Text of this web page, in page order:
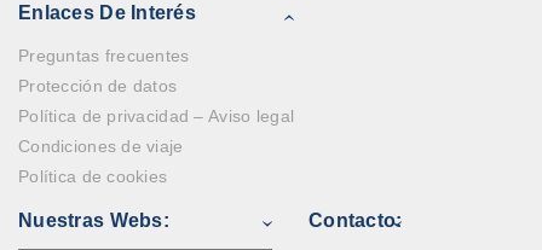
Enlaces De Interés
Preguntas frecuentes
Protección de datos
Política de privacidad – Aviso legal
Condiciones de viaje
Política de cookies
Nuestras Webs: Contacto: